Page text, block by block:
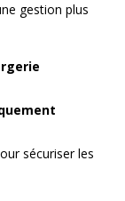
gestion plus
sécuriser les